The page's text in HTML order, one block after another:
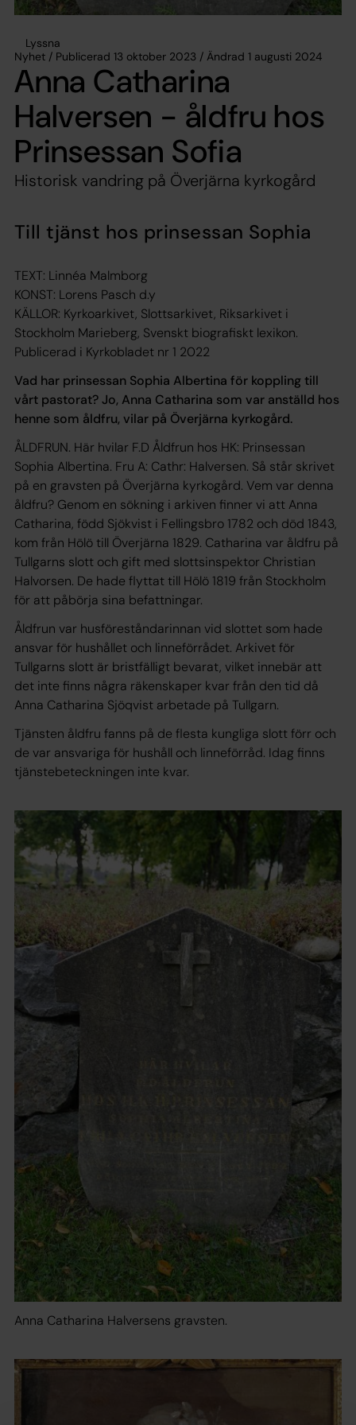
Lyssna
Nyhet / Publicerad 13 oktober 2023 / Ändrad 1 augusti 2024
Anna Catharina
Halversen - åldfru hos
Prinsessan Sofia
Historisk vandring på Överjärna kyrkogård
Till tjänst hos prinsessan Sophia
TEXT: Linnéa Malmborg
KONST: Lorens Pasch d.y
KÄLLOR: Kyrkoarkivet, Slottsarkivet, Riksarkivet i
Stockholm Marieberg, Svenskt biografiskt lexikon.
Publicerad i Kyrkobladet nr 1 2022
Vad har prinsessan Sophia Albertina för koppling till
vårt pastorat? Jo, Anna Catharina som var anställd hos
henne som åldfru, vilar på Överjärna kyrkogård.
ÅLDFRUN. Här hvilar F.D Åldfrun hos HK: Prinsessan
Sophia Albertina. Fru A: Cathr: Halversen. Så står skrivet
på en gravsten på Överjärna kyrkogård. Vem var denna
åldfru? Genom en sökning i arkiven finner vi att Anna
Catharina, född Sjökvist i Fellingsbro 1782 och död 1843,
kom från Hölö till Överjärna 1829. Catharina var åldfru på
Tullgarns slott och gift med slottsinspektor Christian
Halvorsen. De hade flyttat till Hölö 1819 från Stockholm
för att påbörja sina befattningar.
Åldfrun var husföreståndar­innan vid slottet som hade
ansvar för hushållet och linneförrå­det. Arkivet för
Tullgarns slott är bristfälligt bevarat, vilket innebär att
det inte finns några räkenskaper kvar från den tid då
Anna Catharina Sjöqvist arbetade på Tullgarn.
Tjänsten åldfru fanns på de flesta kungliga slott förr och
de var ansvariga för hushåll och linneförråd. Idag finns
tjänstebeteckningen inte kvar.
Anna Catharina Halversens gravsten.